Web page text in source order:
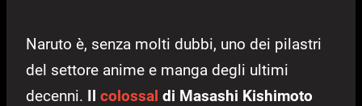
Naruto è, senza molti dubbi, uno dei pilastri
del settore anime e manga degli ultimi
decenni. Il colossal di Masashi Kishimoto